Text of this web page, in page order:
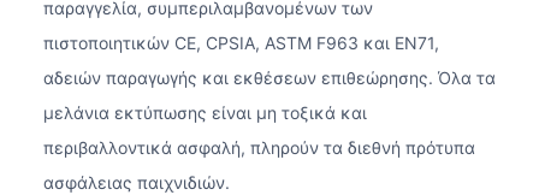
παραγγελία, συμπεριλαμβανομένων των
πιστοποιητικών CE, CPSIA, ASTM F963 και EN71,
αδειών παραγωγής και εκθέσεων επιθεώρησης. Όλα τα
μελάνια εκτύπωσης είναι μη τοξικά και
περιβαλλοντικά ασφαλή, πληρούν τα διεθνή πρότυπα
ασφάλειας παιχνιδιών.